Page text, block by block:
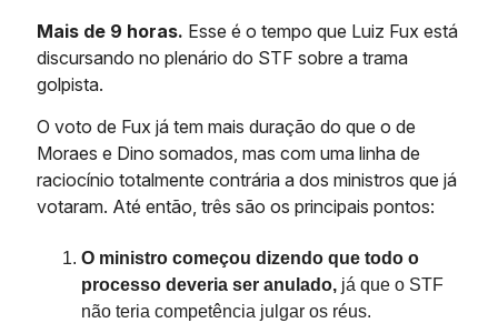
Mais de 9 horas. Esse é o tempo que Luiz Fux está
discursando no plenário do STF sobre a trama
golpista.
O voto de Fux já tem mais duração do que o de
Moraes e Dino somados, mas com uma linha de
raciocínio totalmente contrária a dos ministros que já
votaram. Até então, três são os principais pontos:
O ministro começou dizendo que todo o
processo deveria ser anulado, já que o STF
não teria competência julgar os réus.